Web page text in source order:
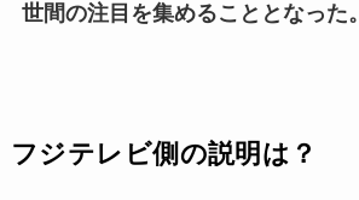
世間の注目を集めることとなった。
フジテレビ側の説明は？